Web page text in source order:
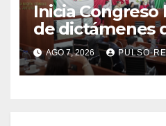
Inicia Congreso
de dictámenes
públicas de
fiscalizables
fiscal 2025
AGO 7, 2026 PULSO-